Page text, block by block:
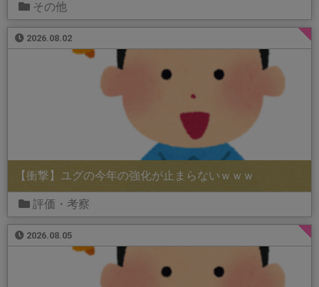
その他
2026.08.02
【衝撃】ユグの今年の強化が止まらないｗｗｗ
評価・考察
2026.08.05